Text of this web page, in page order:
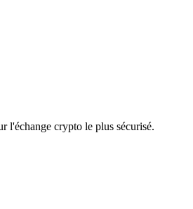
etc.
l'échange crypto le plus sécurisé.